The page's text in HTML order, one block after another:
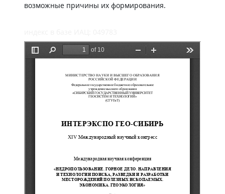
возможные причины их формирования.